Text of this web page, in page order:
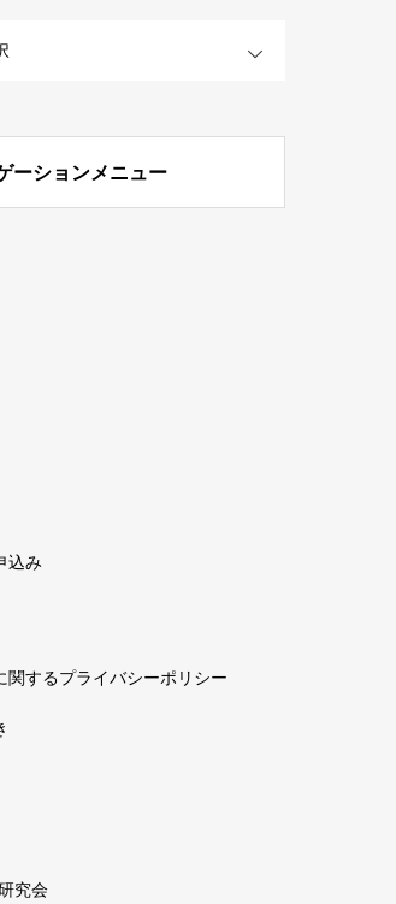
ーションメニュー
込み
関するプライバシーポリシー
究会